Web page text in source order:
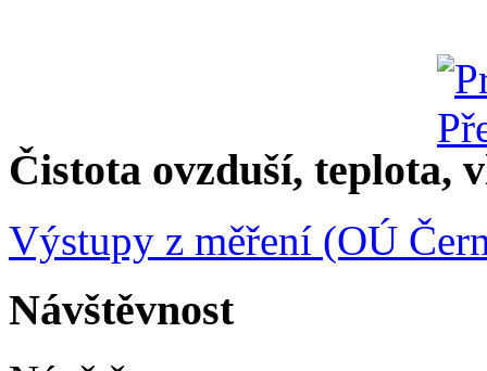
Čistota ovzduší, teplota,
Výstupy z měření (OÚ
Návštěvnost